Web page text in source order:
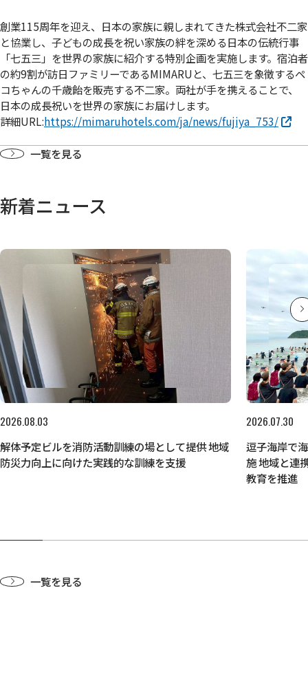
創業115周年を迎え、日本の家族に親しまれてきた株式会社不二家
と協業し、子どもの成長を祝い家族の絆を深める日本の伝統行事
「七五三」を世界の家族に紹介する特別企画を実施します。宿泊者
の約9割が訪日ファミリーであるMIMARUと、七五三を象徴するペ
コちゃんの千歳飴を販売する不二家。両社が手を携えることで、
日本の成長祝いを世界の家族にお届けします。
詳細URL:https://mimaruhotels.com/ja/news/fujiya_753/
一覧を見る
新着ニュース
2026.08.03
解体予定ビルを消防活動訓練の場として提供 地域
防災力向上に向けた実践的な訓練を支援
2026.07.30
逗子海岸で
施 地域と連
教育を推進
一覧を見る